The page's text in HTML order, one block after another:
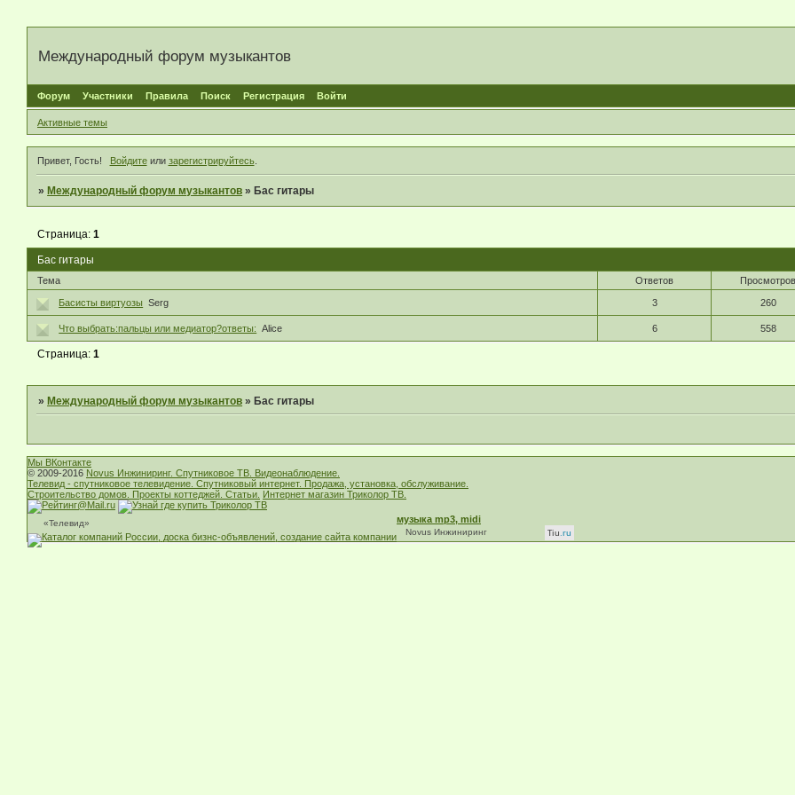
Международный форум музыкантов
Форум Участники Правила Поиск Регистрация Войти
Активные темы
Привет, Гость! Войдитеили зарегистрируйтесь.
» Международный форум музыкантов » Бас гитары
Бас гитары
Страница:1
Тема Ответов Просмотров
Басисты виртуозы Serg 3 260
Что выбрать:пальцы или медиатор?ответы: Alice 6 558
Страница:1
»Международный форум музыкантов »Бас гитары
Мы ВКонтакте
© 2009-2016 Novus Инжиниринг. Спутниковое ТВ. Видеонаблюдение.
Телевид - спутниковое телевидение. Спутниковый интернет. Продажа, установка, обслуживание.
Строительство домов. Проекты коттеджей. Статьи. Интернет магазин Триколор ТВ.
«Телевид» музыка mp3, midi
Novus Инжиниринг Tiu.ru